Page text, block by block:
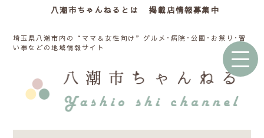
八潮市ちゃんねるとは 掲載店情報募集中
埼玉県八潮市内の“ママ＆女性向け”グルメ･病院･公園･お祭り･習
い事などの地域情報サイト